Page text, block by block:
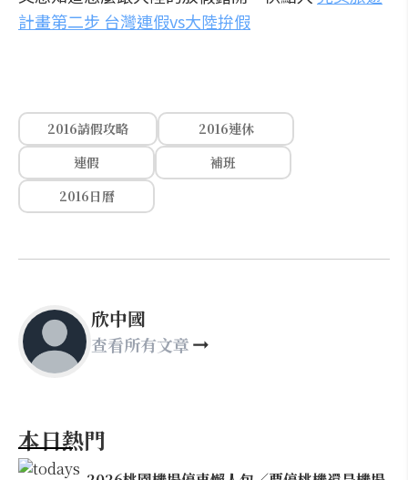
計畫第二步 台灣連假vs大陸拚假
2016請假攻略
2016連休
連假
補班
2016日曆
欣中國
查看所有文章
本日熱門